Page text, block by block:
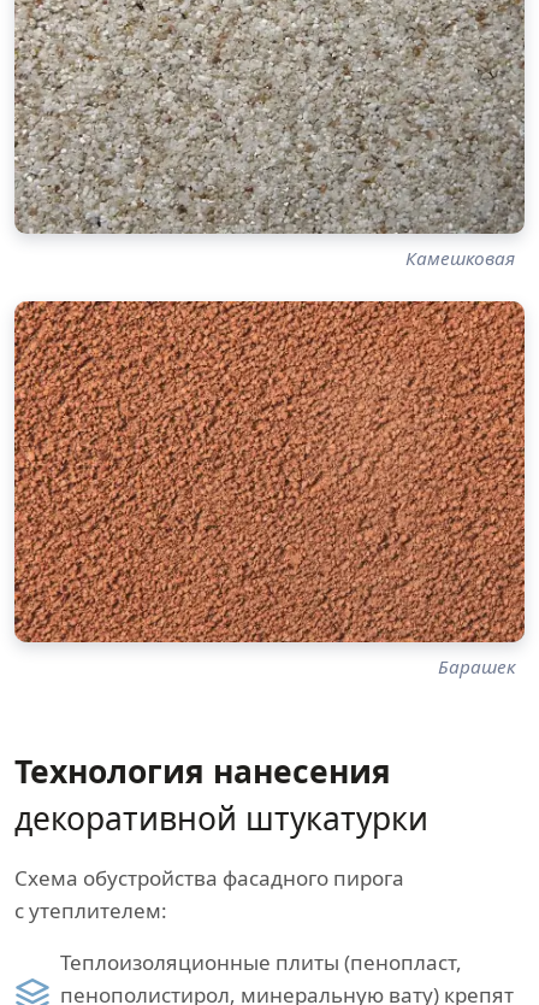
Камешковая
Барашек
Технология нанесения
декоративной штукатурки
Схема обустройства фасадного пирога
с утеплителем:
Теплоизоляционные плиты (пенопласт,
пенополистирол, минеральную вату) крепят